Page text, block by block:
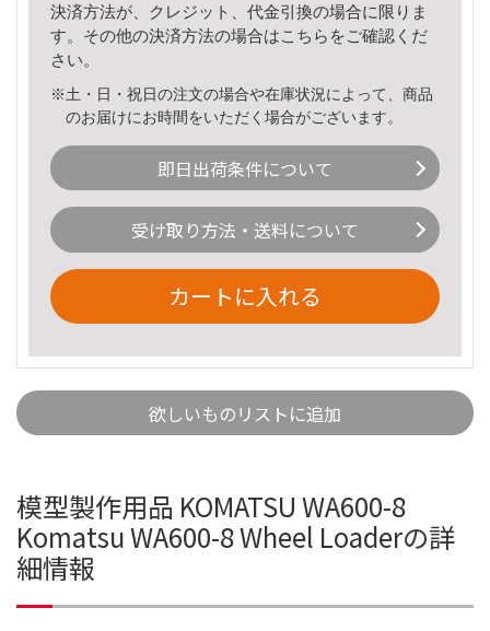
決済方法が、クレジット、代金引換の場合に限りま
す。その他の決済方法の場合はこちら をご確認くだ
さい。
※土・日・祝日の注文の場合や在庫状況によって、商品
のお届けにお時間をいただく場合がございます。
即日出荷条件について
受け取り方法・送料について
カートに入れる
欲しいものリストに追加
模型製作用品 KOMATSU WA600-8
Komatsu WA600-8 Wheel Loaderの詳
細情報